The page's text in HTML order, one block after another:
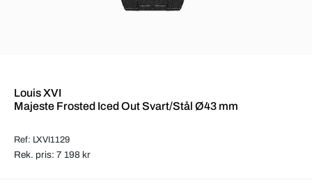
Louis XVI
Majeste Frosted Iced Out Svart/Stål Ø43 mm
Ref: LXVI1129
Rek. pris: 7 198 kr